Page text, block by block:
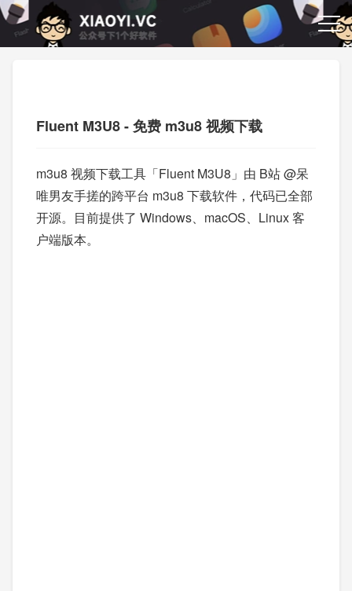
Fluent M3U8 - 免费 m3u8 视频下载
m3u8 视频下载工具「Fluent M3U8」由 B站 @呆
唯男友手搓的跨平台 m3u8 下载软件，代码已全部
开源。目前提供了 Windows、macOS、Linux 客
户端版本。